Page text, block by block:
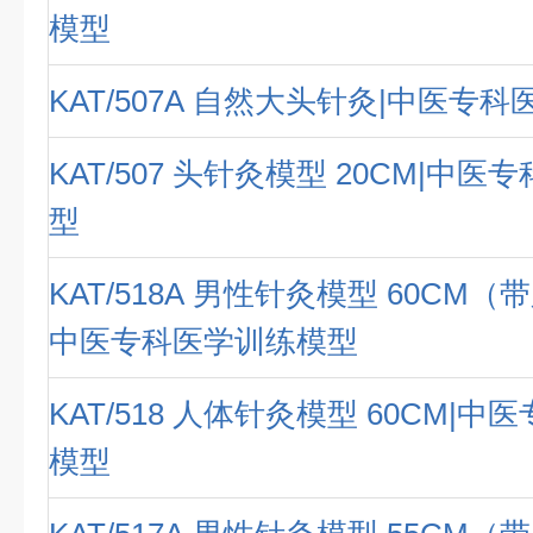
模型
KAT/507A 自然大头针灸|中医专科
KAT/507 头针灸模型 20CM|中医专
型
KAT/518A 男性针灸模型 60CM（
中医专科医学训练模型
KAT/518 人体针灸模型 60CM|中医
模型